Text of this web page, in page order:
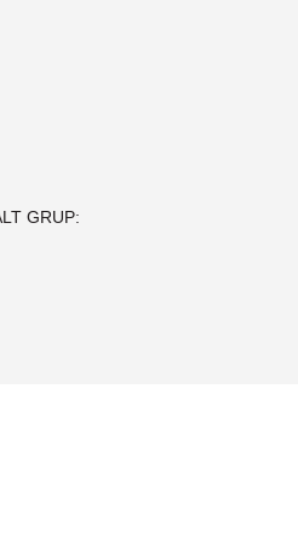
GRUP: